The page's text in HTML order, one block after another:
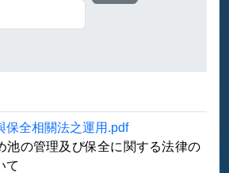
保全相關法之運用.pdf
池の管理及び保全に関する法律の
て